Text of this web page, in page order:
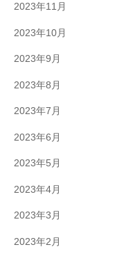
2023年11月
2023年10月
2023年9月
2023年8月
2023年7月
2023年6月
2023年5月
2023年4月
2023年3月
2023年2月